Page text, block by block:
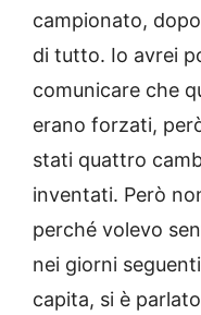
campionato,
di tutto. Io avrei
comunicare che
erano forzati,
stati quattro
inventati. Però
perché volevo
nei giorni
capita, si è